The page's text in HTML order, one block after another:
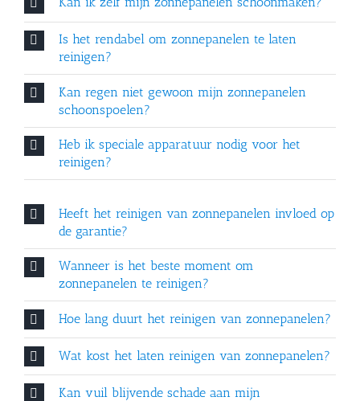
Is het rendabel om zonnepanelen te laten
reinigen?
Kan regen niet gewoon mijn zonnepanelen
schoonspoelen?
Heb ik speciale apparatuur nodig voor het
reinigen?
Heeft het reinigen van zonnepanelen invloed op
de garantie?
Wanneer is het beste moment om
zonnepanelen te reinigen?
Hoe lang duurt het reinigen van zonnepanelen?
Wat kost het laten reinigen van zonnepanelen?
Kan vuil blijvende schade aan mijn